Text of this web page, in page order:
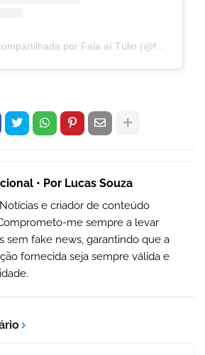
• Por Lucas Souza
e criador de conteúdo
me sempre a levar
sem fake news, garantindo que a
fornecida seja sempre válida e